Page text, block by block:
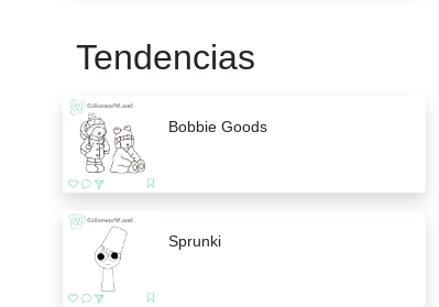
Tendencias
Bobbie Goods
Sprunki